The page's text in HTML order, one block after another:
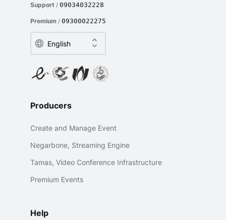
Support / 09034032228
Premium / 09300022275
Producers
Create and Manage Event
Negarbone, Streaming Engine
Tamas, Video Conference Infrastructure
Premium Events
Help